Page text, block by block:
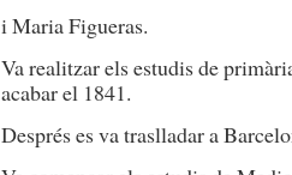
i Maria Figueras.
Va realitzar els estudis de
acabar el 1841.
Després es va traslladar a